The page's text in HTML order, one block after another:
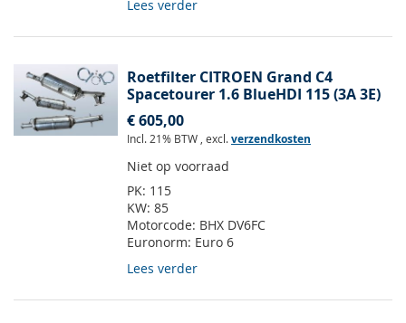
Lees verder
Roetfilter CITROEN Grand C4
Spacetourer 1.6 BlueHDI 115 (3A 3E)
€ 605,00
Incl. 21% BTW , excl.verzendkosten
Niet op voorraad
PK: 115
KW: 85
Motorcode: BHX DV6FC
Euronorm: Euro 6
Lees verder